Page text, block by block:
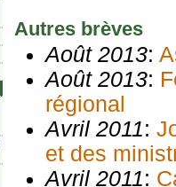
Autres brèves
Août 2013:
Août 2013:
régional
Avril 2011:
et des
Avril 2011: